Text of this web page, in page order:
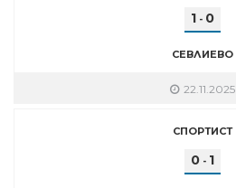
1 - 0
СЕВЛИЕВО
22.11.2025
СПОРТИСТ
0 - 1